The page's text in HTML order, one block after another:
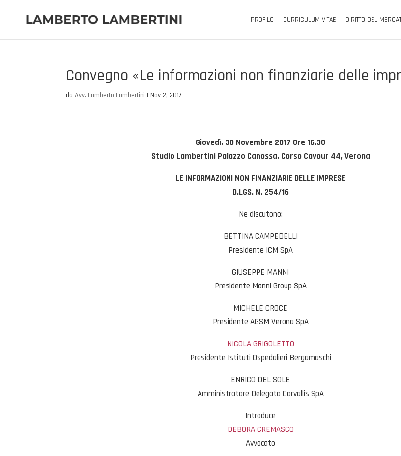
PROFILO CURRICULUM VITAE DIRITTO DEL
Convegno «Le informazioni non finanziarie delle
daAvv. Lamberto Lambertini | Nov 2, 2017
Giovedì, 30 Novembre 2017 Ore 16.30
Studio Lambertini Palazzo Canossa, Corso Cavour 44, Verona
LE INFORMAZIONI NON FINANZIARIE DELLE IMPRESE
D.LGS. N. 254/16
Ne discutono:
BETTINA CAMPEDELLI
Presidente ICM SpA
GIUSEPPE MANNI
Presidente Manni Group SpA
MICHELE CROCE
Presidente AGSM Verona SpA
NICOLA GRIGOLETTO
Presidente Istituti Ospedalieri Bergamaschi
ENRICO DEL SOLE
Amministratore Delegato Corvallis SpA
Introduce
DEBORA CREMASCO
Avvocato